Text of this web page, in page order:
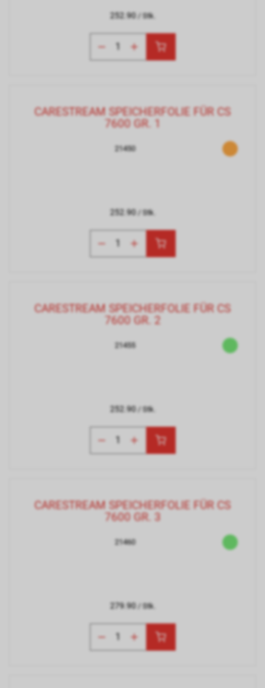
252.90/ Stk.
CARESTREAM SPEICHERFOLIE FÜR CS
7600 GR. 1
21450
252.90/ Stk.
CARESTREAM SPEICHERFOLIE FÜR CS
7600 GR. 2
21455
252.90/ Stk.
CARESTREAM SPEICHERFOLIE FÜR CS
7600 GR. 3
21460
279.90/ Stk.